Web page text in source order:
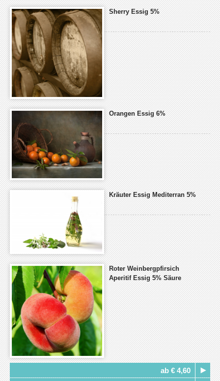
Sherry Essig 5%
Orangen Essig 6%
Kräuter Essig Mediterran 5%
Roter Weinbergpfirsich
Aperitif Essig 5% Säure
ab € 4,60